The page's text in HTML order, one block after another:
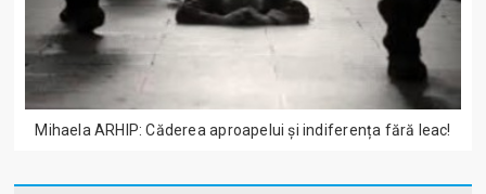
Mihaela ARHIP: Căderea aproapelui și indiferența fără leac!